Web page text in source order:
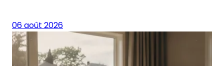
06 août 2026